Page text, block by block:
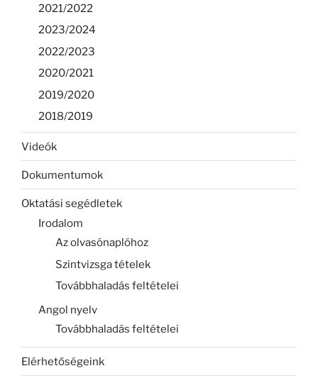
2021/2022
2023/2024
2022/2023
2020/2021
2019/2020
2018/2019
Videók
Dokumentumok
Oktatási segédletek
Irodalom
Az olvasónaplóhoz
Szintvizsga tételek
Továbbhaladás feltételei
Angol nyelv
Továbbhaladás feltételei
Elérhetőségeink